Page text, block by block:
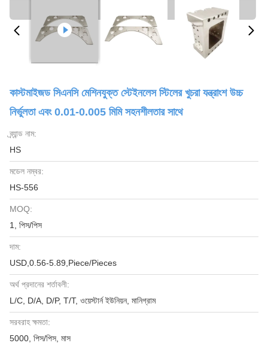
কাস্টমাইজড সিএনসি মেশিনযুক্ত স্টেইনলেস স্টিলের খুচরা যন্ত্রাংশ উচ্চ
নির্ভুলতা এবং 0.01-0.005 মিমি সহনশীলতার সাথে
ব্র্যান্ড নাম:
HS
মডেল নম্বর:
HS-556
MOQ:
1, পিস/পিস
দাম:
USD,0.56-5.89,Piece/Pieces
অর্থ প্রদানের শর্তাবলী:
L/C, D/A, D/P, T/T, ওয়েস্টার্ন ইউনিয়ন, মানিগ্রাম
সরবরাহ ক্ষমতা:
5000, পিস/পিস, মাস